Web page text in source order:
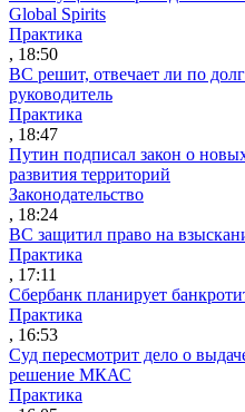
Global Spirits
Практика
, 18:50
ВС решит, отвечает ли по
руководитель
Практика
, 18:47
Путин подписал закон о
развития территорий
Законодательство
, 18:24
ВС защитил право на
Практика
, 17:11
Сбербанк планирует
Практика
, 16:53
Суд пересмотрит дело о
решение МКАС
Практика